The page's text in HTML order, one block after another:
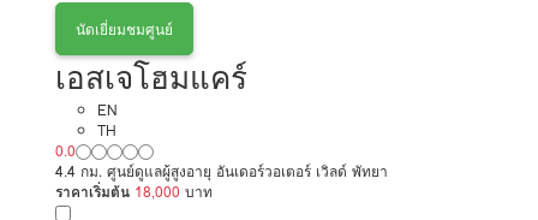
นัดเยี่ยมชมศูนย์
เอสเจโฮมแคร์
EN
TH
0.0
4.4 กม. ศูนย์ดูแลผู้สูงอายุ อันเดอร์วอเตอร์ เวิลด์ พัทยา
ราคาเริ่มต้น 18,000 บาท